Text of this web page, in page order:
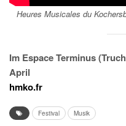
Heures Musicales du
Im Espace Terminus
April
hmko.fr
Festival Musik